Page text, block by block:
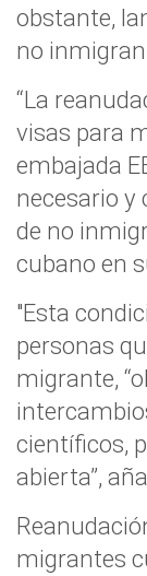
obstante,
no
“La
visas para
embajada
necesario y
de no
cubano en
"Esta
personas
migrante,
científicos,
abierta”,
migrantes